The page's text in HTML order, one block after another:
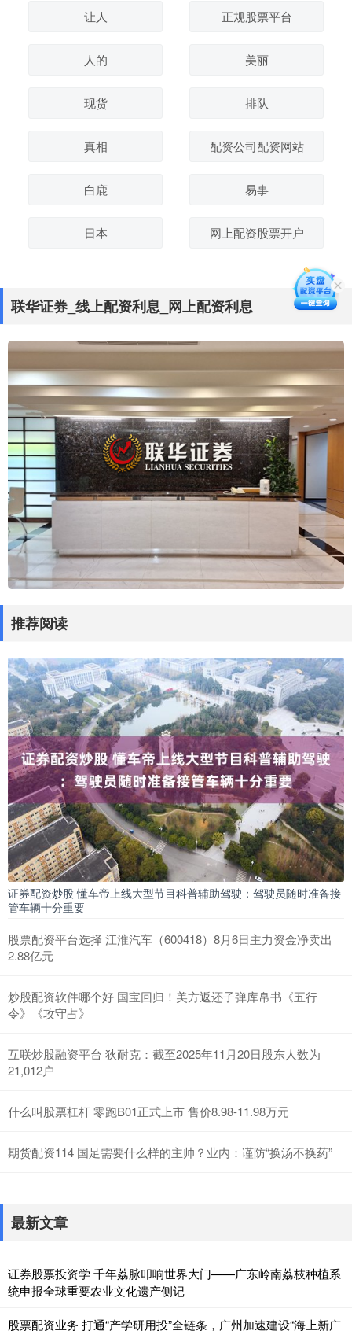
让人 正规股票平台
人的 美丽
现货 排队
真相 配资公司配资网站
白鹿 易事
日本 网上配资股票开户
联华证券_线上配资利息_网上配资利息
推荐阅读
证券配资炒股 懂车帝上线大型节目科普辅助驾驶：驾驶员随时准备接
管车辆十分重要
股票配资平台选择 江淮汽车（600418）8月6日主力资金净卖出
2.88亿元
炒股配资软件哪个好 国宝回归！美方返还子弹库帛书《五行
令》《攻守占》
互联炒股融资平台 狄耐克：截至2025年11月20日股东人数为
21,012户
什么叫股票杠杆 零跑B01正式上市 售价8.98-11.98万元
期货配资114 国足需要什么样的主帅？业内：谨防“换汤不换药”
最新文章
证券股票投资学 千年荔脉叩响世界大门——广东岭南荔枝种植系
统申报全球重要农业文化遗产侧记
股票配资业务 打通“产学研用投”全链条，广州加速建设“海上新广